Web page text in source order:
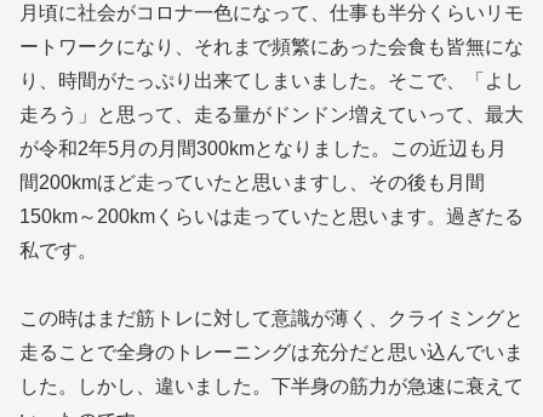
月頃に社会がコロナ一色になって、仕事も半分くらいリモ
ートワークになり、それまで頻繁にあった会食も皆無にな
り、時間がたっぷり出来てしまいました。そこで、「よし
走ろう」と思って、走る量がドンドン増えていって、最大
が令和2年5月の月間300kmとなりました。この近辺も月
間200kmほど走っていたと思いますし、その後も月間
150km～200kmくらいは走っていたと思います。過ぎたる
私です。
この時はまだ筋トレに対して意識が薄く、クライミングと
走ることで全身のトレーニングは充分だと思い込んでいま
した。しかし、違いました。下半身の筋力が急速に衰えて